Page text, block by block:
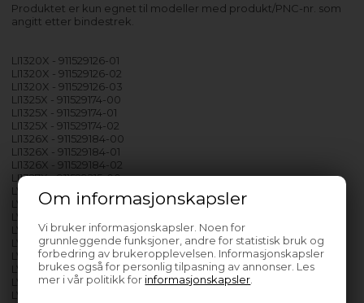
Om informasjonskapsler
Vi bruker informasjonskapsler. Noen for
grunnleggende funksjoner, andre for statistisk bruk og
forbedring av brukeropplevelsen. Informasjonskapsler
brukes også for personlig tilpasning av annonser. Les
mer i vår politikk for informasjonskapsler
Produktet er kun egnet til modeller med produkt/PNC-nr. som
angitt etter bindestrek.
LI1320X - 911529126-01
LI1320X - 911529126-02
LI1320X - 911529126-03
LI1325X - 911529174-00
LI1325X - 911529174-01
LI1325X - 911529174-02
LI1326X - 911529184-00
LI1326X - 911529184-01
LI1326X - 911529184-02
LI1327X - 911529215-00
LV1520 - 911539097-01
LV1520 - 911539097-02
LV1520 - 911539097-03
LV1520 - 911539097-04
LV1525 - 911539163-00
LV1525 - 911539163-01
LV1525 - 911539163-02
LV1526 - 911539219-00
LVS1510 - 911079046-00